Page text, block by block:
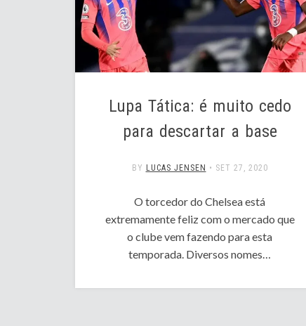
Lupa Tática: é muito cedo
para descartar a base
BY LUCAS JENSEN • SET 27, 2020
O torcedor do Chelsea está
extremamente feliz com o mercado que
o clube vem fazendo para esta
temporada. Diversos nomes…